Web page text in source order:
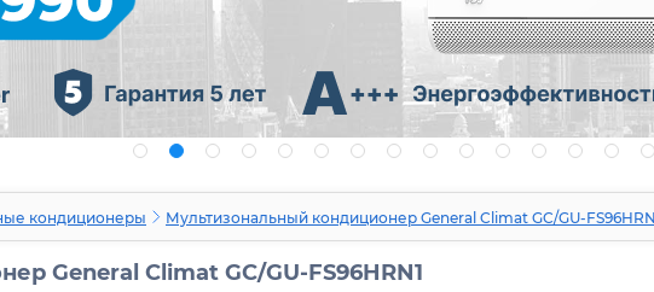
кондиционеры Мультизональный кондиционер General Climat GC/GU-
General Climat GC/GU-FS96HRN1